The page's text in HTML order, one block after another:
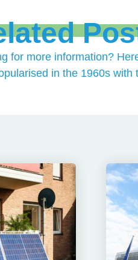
for more information?
in the 1960s